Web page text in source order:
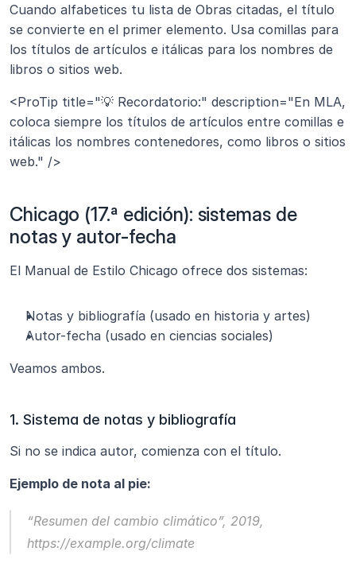
Cuando alfabetices tu lista de Obras citadas, el título
se convierte en el primer elemento. Usa comillas para
los títulos de artículos e itálicas para los nombres de
libros o sitios web.
<ProTip title="💡 Recordatorio:" description="En MLA,
coloca siempre los títulos de artículos entre comillas e
itálicas los nombres contenedores, como libros o sitios
web." />
Chicago (17.ª edición): sistemas de
notas y autor-fecha
El Manual de Estilo Chicago ofrece dos sistemas:
Notas y bibliografía (usado en historia y artes)
Autor-fecha (usado en ciencias sociales)
Veamos ambos.
1. Sistema de notas y bibliografía
Si no se indica autor, comienza con el título.
Ejemplo de nota al pie:
“Resumen del cambio climático”, 2019,
https://example.org/climate